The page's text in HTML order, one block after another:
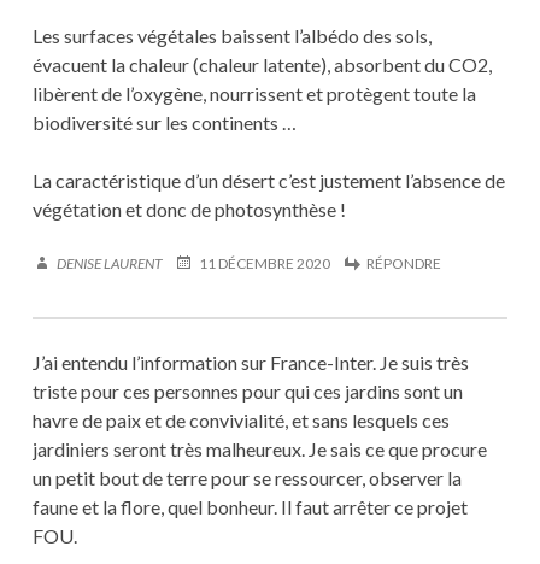
Les surfaces végétales baissent l’albédo des sols,
évacuent la chaleur (chaleur latente), absorbent du CO2,
libèrent de l’oxygène, nourrissent et protègent toute la
biodiversité sur les continents …
La caractéristique d’un désert c’est justement l’absence de
végétation et donc de photosynthèse !
DENISE LAURENT 11 DÉCEMBRE 2020 RÉPONDRE
J’ai entendu l’information sur France-Inter. Je suis très
triste pour ces personnes pour qui ces jardins sont un
havre de paix et de convivialité, et sans lesquels ces
jardiniers seront très malheureux. Je sais ce que procure
un petit bout de terre pour se ressourcer, observer la
faune et la flore, quel bonheur. Il faut arrêter ce projet
FOU.